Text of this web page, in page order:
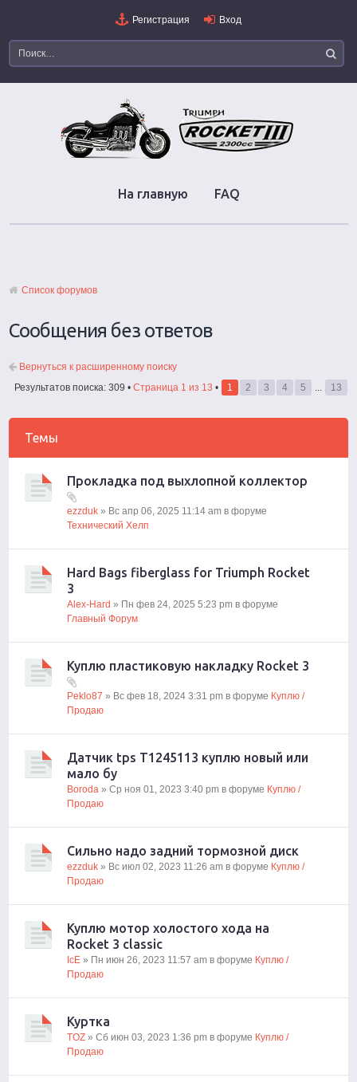
Регистрация Вход
На главную FAQ
Список форумов
Сообщения без ответов
Вернуться к расширенному поиску
Результатов поиска: 309 • Страница 1 из 13 • 1 2 3 4 5 ... 13
Темы
Прокладка под выхлопной коллектор
ezzduk » Вс апр 06, 2025 11:14 am в форуме
Технический Хелп
Hard Bags fiberglass for Triumph Rocket
3
Alex-Hard » Пн фев 24, 2025 5:23 pm в форуме
Главный Форум
Куплю пластиковую накладку Rocket 3
Peklo87 » Вс фев 18, 2024 3:31 pm в форуме Куплю /
Продаю
Датчик tps Т1245113 куплю новый или
мало бу
Boroda » Ср ноя 01, 2023 3:40 pm в форуме Куплю /
Продаю
Сильно надо задний тормозной диск
ezzduk » Вс июл 02, 2023 11:26 am в форуме Куплю /
Продаю
Куплю мотор холостого хода на
Rocket 3 classic
IcE » Пн июн 26, 2023 11:57 am в форуме Куплю /
Продаю
Куртка
TOZ » Сб июн 03, 2023 1:36 pm в форуме Куплю /
Продаю